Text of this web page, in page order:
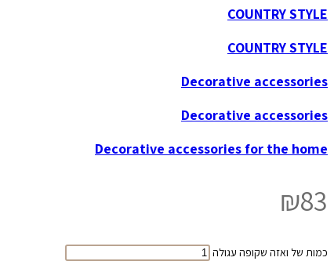
COUNTRY STYLE
COUNTRY STYLE
Decorative accessories
Decorative accessories
Decorative accessories for the home
₪83
כמות של ואזה שקופה עגולה